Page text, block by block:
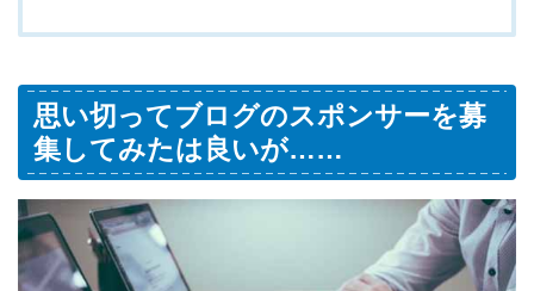
思い切ってブログのスポンサーを募
集してみたは良いが……